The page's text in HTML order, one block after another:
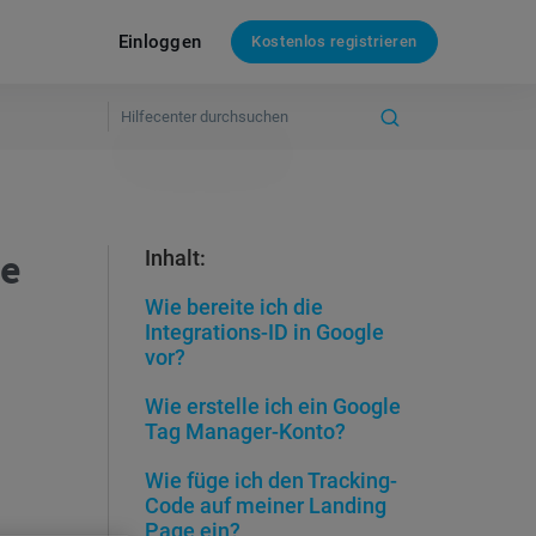
Einloggen Kostenlos registrieren
Inhalt:
Wie bereite ich die
Integrations-ID in Google
vor?
Wie erstelle ich ein Google
Tag Manager-Konto?
Wie füge ich den Tracking-
Code auf meiner Landing
Page ein?